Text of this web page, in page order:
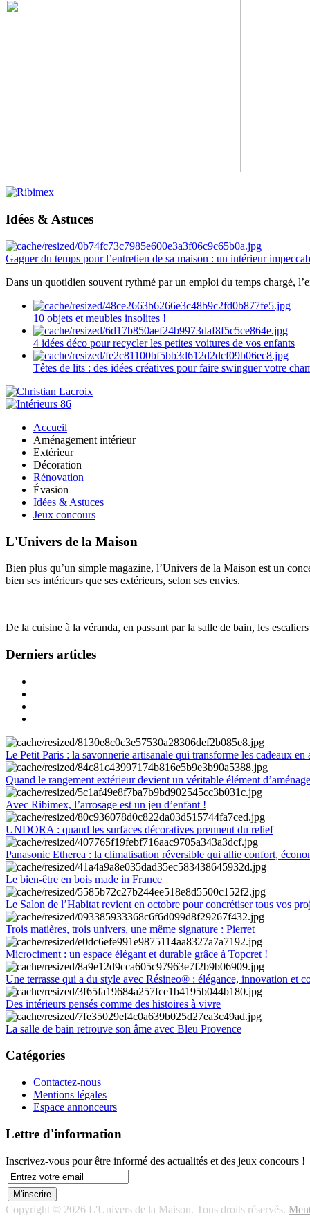
Idées & Astuces
Gagner du temps pour l’entretien de sa maison : un intérieur
Dans un quotidien souvent rythmé par un emploi du temps chargé,
10 objets et meubles insolites !
4 idées déco pour recycler les petites voitures de vos enfants
Têtes de lits : des idées créatives pour faire swinguer votre
Accueil
Aménagement intérieur
Extérieur
Décoration
Rénovation
Évasion
Idées & Astuces
Jeux concours
L'Univers de la Maison
Bien plus qu’un simple magazine, l’Univers de la Maison est un
bien ses intérieurs que ses extérieurs, selon ses envies.
De la cuisine à la véranda, en passant par la salle de bain, les
Derniers articles
Le Petit Paris : la savonnerie artisanale qui transforme les cadeaux en
Quand le rangement extérieur devient un véritable élément
Avec Ribimex, l’arrosage est un jeu d’enfant !
UNDORA : quand les surfaces décoratives prennent du relief
Panasonic Etherea : la climatisation réversible qui allie confort,
Le bien-être en bois made in France
Le Salon de l’Habitat revient en octobre pour concrétiser tous vos
Trois matières, trois univers, une même signature : Pierret
Microciment : un espace élégant et durable grâce à Topcret !
Une terrasse qui a du style avec Résineo® : élégance, innovation et
Des intérieurs pensés comme des histoires à vivre
La salle de bain retrouve son âme avec Bleu Provence
Catégories
Contactez-nous
Mentions légales
Espace annonceurs
Lettre d'information
Inscrivez-vous pour être informé des actualités et des jeux concours !
Copyright © 2026 L'Univers de la Maison. Tous droits réservés.